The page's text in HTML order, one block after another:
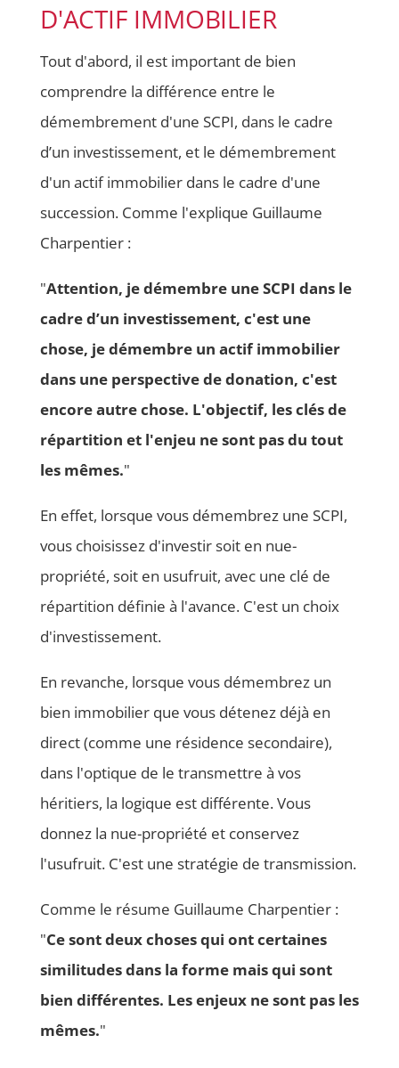
D'ACTIF IMMOBILIER
Tout d'abord, il est important de bien
comprendre la différence entre le
démembrement d'une SCPI, dans le cadre
d’un investissement, et le démembrement
d'un actif immobilier dans le cadre d'une
succession. Comme l'explique Guillaume
Charpentier :
"Attention, je démembre une SCPI dans le
cadre d’un investissement, c'est une
chose, je démembre un actif immobilier
dans une perspective de donation, c'est
encore autre chose. L'objectif, les clés de
répartition et l'enjeu ne sont pas du tout
les mêmes."
En effet, lorsque vous démembrez une SCPI,
vous choisissez d'investir soit en nue-
propriété, soit en usufruit, avec une clé de
répartition définie à l'avance. C'est un choix
d'investissement.
En revanche, lorsque vous démembrez un
bien immobilier que vous détenez déjà en
direct (comme une résidence secondaire),
dans l'optique de le transmettre à vos
héritiers, la logique est différente. Vous
donnez la nue-propriété et conservez
l'usufruit. C'est une stratégie de transmission.
Comme le résume Guillaume Charpentier :
"Ce sont deux choses qui ont certaines
similitudes dans la forme mais qui sont
bien différentes. Les enjeux ne sont pas les
mêmes."